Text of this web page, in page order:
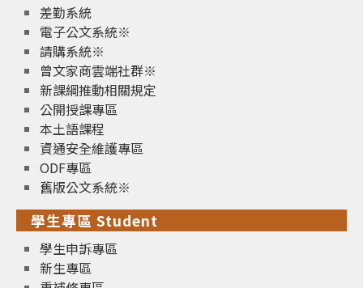
差勤系統
電子公文系統※
請購系統※
曾文家商雲端社群※
新課綱推動相關規定
公開授課專區
本土語課程
資通安全維護專區
ODF專區
舊版公文系統※
學生專區 Student
學生申訴專區
新生專區